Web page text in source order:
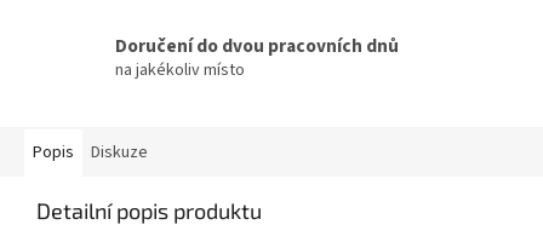
Doručení do dvou pracovních dnů
na jakékoliv místo
Popis Diskuze
Detailní popis produktu